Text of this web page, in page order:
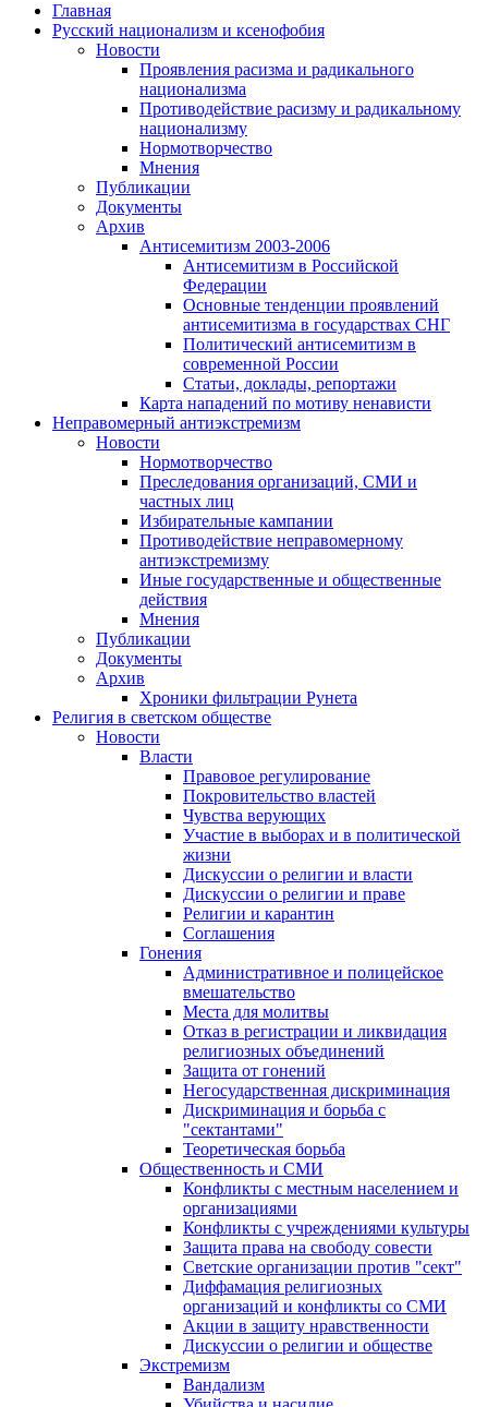
Главная
Русский национализм и ксенофобия
Новости
Проявления расизма и радикального
национализма
Противодействие расизму и радикальному
национализму
Нормотворчество
Мнения
Публикации
Документы
Архив
Антисемитизм 2003-2006
Антисемитизм в Российской
Федерации
Основные тенденции проявлений
антисемитизма в государствах СНГ
Политический антисемитизм в
современной России
Статьи, доклады, репортажи
Карта нападений по мотиву ненависти
Неправомерный антиэкстремизм
Новости
Нормотворчество
Преследования организаций, СМИ и
частных лиц
Избирательные кампании
Противодействие неправомерному
антиэкстремизму
Иные государственные и общественные
действия
Мнения
Публикации
Документы
Архив
Хроники фильтрации Рунета
Религия в светском обществе
Новости
Власти
Правовое регулирование
Покровительство властей
Чувства верующих
Участие в выборах и в политической
жизни
Дискуссии о религии и власти
Дискуссии о религии и праве
Религии и карантин
Соглашения
Гонения
Административное и полицейское
вмешательство
Места для молитвы
Отказ в регистрации и ликвидация
религиозных объединений
Защита от гонений
Негосударственная дискриминация
Дискриминация и борьба с
"сектантами"
Теоретическая борьба
Общественность и СМИ
Конфликты с местным населением и
организациями
Конфликты с учреждениями культуры
Защита права на свободу совести
Светские организации против "сект"
Диффамация религиозных
организаций и конфликты со СМИ
Акции в защиту нравственности
Дискуссии о религии и обществе
Экстремизм
Вандализм